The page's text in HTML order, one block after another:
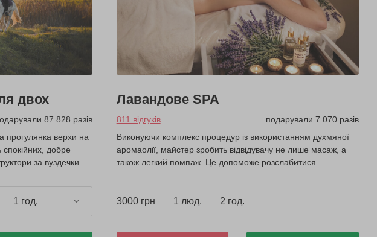
двох
87 828 разів
прогулянка верхи на
спокійних, добре
за вуздечки.
1 год.
Лавандове SPA
811 відгуків
подарували 7 070 разів
Виконуючи комплекс процедур із використанням духмяної
аромаолії, майстер зробить відвідувачу не лише масаж, а
також легкий помпаж. Це допоможе розслабитися.
3000 грн 1 люд. 2 год.